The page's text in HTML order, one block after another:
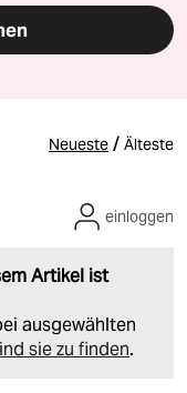
Neueste / Älteste
Artikel ist
ausgewählten
sie zu finden.
einloggen